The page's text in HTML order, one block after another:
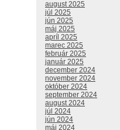
august 2025
júl 2025
jún 2025
máj 2025
apríl 2025
marec 2025
február 2025
január 2025
december 2024
november 2024
október 2024
september 2024
august 2024
júl 2024
jún 2024
máj 2024